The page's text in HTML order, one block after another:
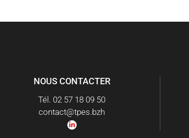
NOUS CONTACTER
Tél. 02 57 18 09 50
contact@tpes.bzh